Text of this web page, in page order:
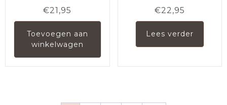
€21,95
Toevoegen aan
winkelwagen
€22,95
Lees verder